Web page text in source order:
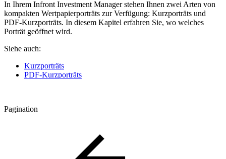
In Ihrem Infront Investment Manager stehen Ihnen zwei Arten von
kompakten Wertpapierporträts zur Verfügung: Kurzporträts und
PDF-Kurzporträts. In diesem Kapitel erfahren Sie, wo welches
Porträt geöffnet wird.
Siehe auch:
Kurzporträts
PDF-Kurzporträts
Pagination